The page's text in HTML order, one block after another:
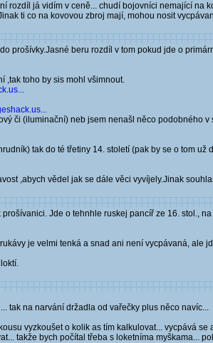
rozdíl já vidím v ceně... chudí bojovníci nemající na
ti co na kovovou zbroj mají, mohou nosit
prošívky.Jasné beru rozdíl v tom pokud jde o
,tak toho by sis mohl všimnout.
či (iluminační) neb jsem nenašl něco podobného v
tak do té třetiny 14. století (pak by se o tom už
,abych vědel jak se dále věci vyvíjely.Jinak
Jde o tehnhle ruskej pancíř ze 16. stol.,
je velmi tenká a snad ani není vycpávaná, ale
tak na narvání držadla od vařečky plus něco navíc...
vyzkoušet o kolik as tím kalkulovat... vycpává se
takže bych počítal třeba s loketníma myškama...